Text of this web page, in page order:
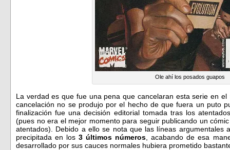
Ole ahí los posados guapos
La verdad es que fue una pena que cancelaran esta serie en el
cancelación no se produjo por el hecho de que fuera un puto
finalización fue una decisión editorial tomada tras los
(pues no era el mejor momento para seguir publicando un
atentados). Debido a ello se nota que las líneas argumentales
precipitada en los3 últimos números , acabando de esa
desarrollado por sus cauces normales hubiera prometido